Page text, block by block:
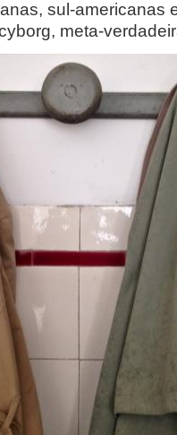
sul-americanas
meta-